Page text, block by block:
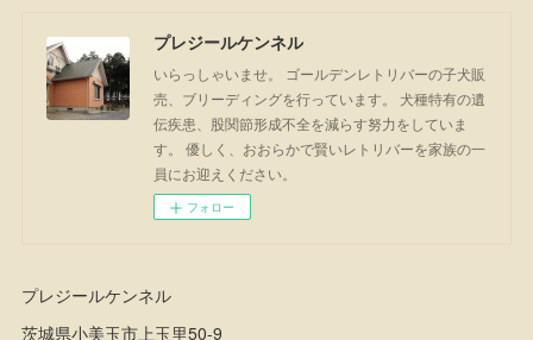
プレジールケンネル
いらっしゃいませ。 ゴールデンレトリバーの子犬販
売、ブリーディングを行っています。 犬種特有の遺
伝疾患、股関節形成不全を減らす努力をしていま
す。 優しく、おおらかで賢いレトリバーを家族の一
員にお迎えください。
フォロー
プレジールケンネル
茨城県小美玉市上玉里50-9